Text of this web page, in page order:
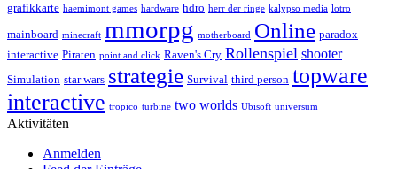
grafikkarte haemimont games hardware hdro herr der ringe kalypso media lotro
mainboard minecraft mmorpg motherboard Online paradox
interactive Piraten point and click Raven's Cry Rollenspiel shooter
Simulation star wars strategie Survival third person topware
interactive tropico turbine two worlds Ubisoft universum
Aktivitäten
Anmelden